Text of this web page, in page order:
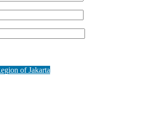
of Jakarta